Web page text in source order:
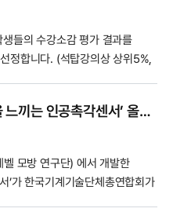
들의 수강소감 평가 결과를
정합니다. (석탑강의상 상위5%,
안내 우수강좌상 김윤재 교수님
- 유체역학2 (영강) 우수...
한창수 교수, ‘인간처럼 감각을 느끼는 인공촉각센서’ 올해의 10대 기계기술로 선정
모방 연구단) 에서 개발한
’가 한국기계기술단체총연합회가